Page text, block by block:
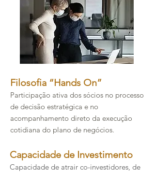
​Filosofia “Hands On”​
Participação ativa dos sócios no processo
de decisão estratégica e no
acompanhamento direto da execução
cotidiana do plano de negócios.​
Capacidade de Investimento​
Capacidade de atrair co-investidores, de